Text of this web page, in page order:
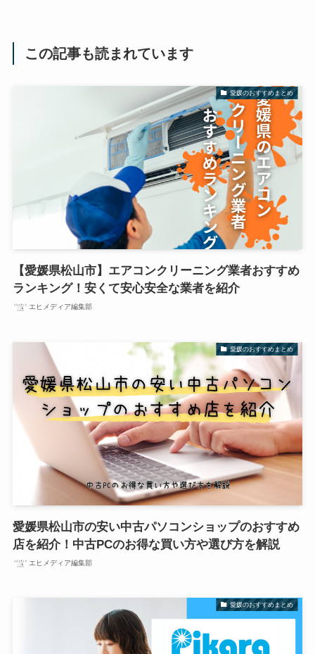
この記事も読まれています
愛媛のおすすめまとめ
【愛媛県松山市】エアコンクリーニング業者おすすめ
ランキング！安くて安心安全な業者を紹介
エヒメディア編集部
愛媛のおすすめまとめ
愛媛県松山市の安い中古パソコンショップのおすすめ
店を紹介！中古PCのお得な買い方や選び方を解説
エヒメディア編集部
愛媛のおすすめまとめ